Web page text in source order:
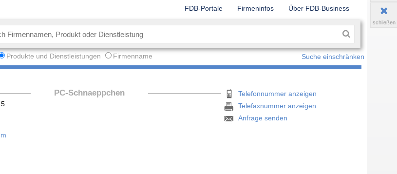
FDB-Portale Firmeninfos Über FDB-Business
Produkte und Dienstleistungen Firmenname Suche einschränken
PC-Schnaeppchen
Telefonnummer anzeigen
Telefaxnummer anzeigen
Anfrage senden
schließen